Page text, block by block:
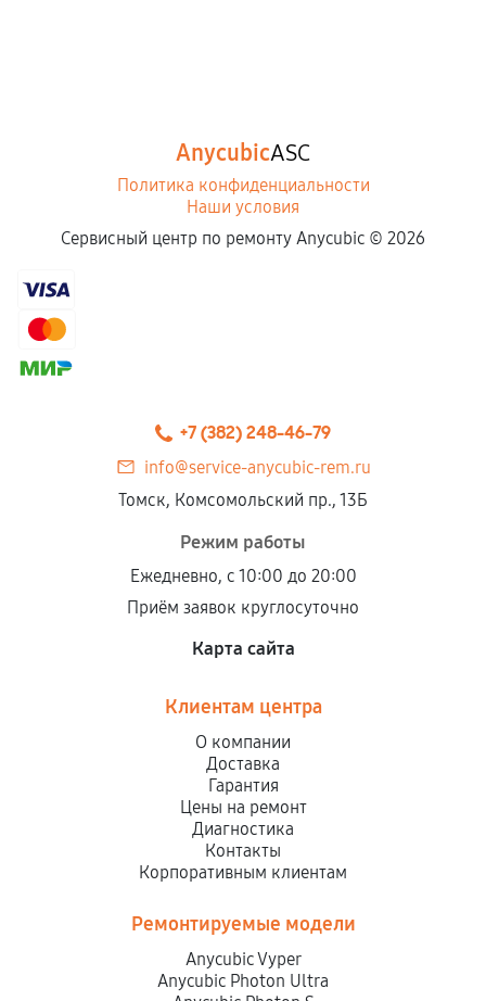
AnycubicASC
Политика конфиденциальности
Наши условия
Сервисный центр по ремонту Anycubic © 2026
+7 (382) 248-46-79
info@service-anycubic-rem.ru
Томск, Комсомольский пр., 13Б
Режим работы
Ежедневно, с 10:00 до 20:00
Приём заявок круглосуточно
Карта сайта
Клиентам центра
О компании
Доставка
Гарантия
Цены на ремонт
Диагностика
Контакты
Корпоративным клиентам
Ремонтируемые модели
Anycubic Vyper
Anycubic Photon Ultra